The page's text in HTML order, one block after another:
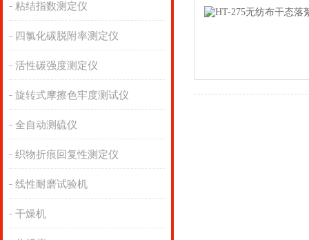
粘结指数测定仪
四氯化碳脱附率测定仪
活性碳强度测定仪
旋转式摩擦色牢度测试仪
全自动测硫仪
织物折痕回复性测定仪
线性耐磨试验机
干燥机